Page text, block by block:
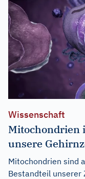
Wissenschaft
Mitochondrien
unsere
Mitochondrien sind
Bestandteil unserer